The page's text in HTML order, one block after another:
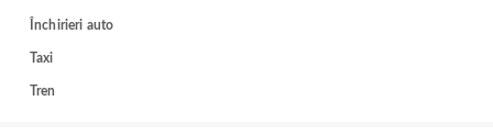
Închirieri auto
Taxi
Tren